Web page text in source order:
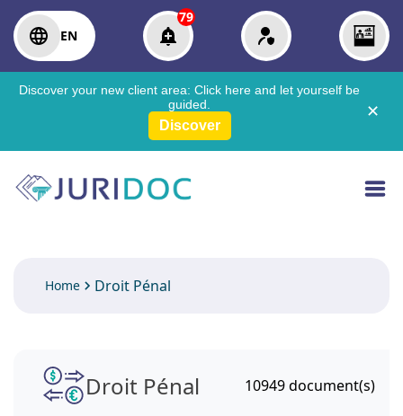
EN
79
Discover your new client area: Click here and let yourself be
guided.
Discover
✕
Home Droit Pénal
Droit Pénal 10949document(s)